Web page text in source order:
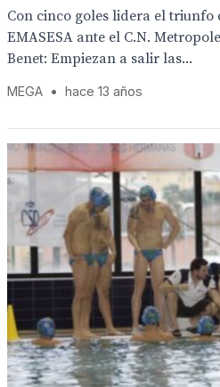
Con cinco goles lidera el triunfo
EMASESA ante el C.N.
Benet: Empiezan a salir las...
MEGA • hace 13 años